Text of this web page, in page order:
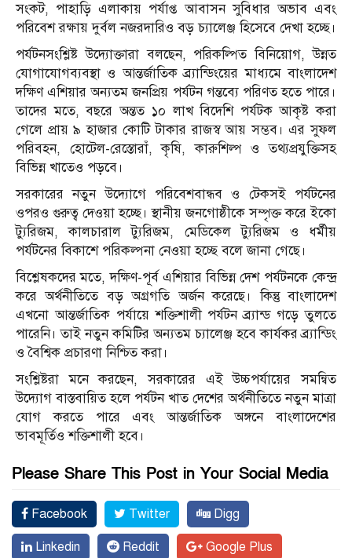
সংকট, পাহাড়ি এলাকায় পর্যাপ্ত আবাসন সুবিধার অভাব এবং
পরিবেশ রক্ষায় দুর্বল নজরদারিও বড় চ্যালেঞ্জ হিসেবে দেখা হচ্ছে।
পর্যটনসংশ্লিষ্ট উদ্যোক্তারা বলছেন, পরিকল্পিত বিনিয়োগ, উন্নত
যোগাযোগব্যবস্থা ও আন্তর্জাতিক ব্র্যান্ডিংয়ের মাধ্যমে বাংলাদেশ
দক্ষিণ এশিয়ার অন্যতম জনপ্রিয় পর্যটন গন্তব্যে পরিণত হতে পারে।
তাদের মতে, বছরে অন্তত ১০ লাখ বিদেশি পর্যটক আকৃষ্ট করা
গেলে প্রায় ৯ হাজার কোটি টাকার রাজস্ব আয় সম্ভব। এর সুফল
পরিবহন, হোটেল-রেস্তোরাঁ, কৃষি, কারুশিল্প ও তথ্যপ্রযুক্তিসহ
বিভিন্ন খাতেও পড়বে।
সরকারের নতুন উদ্যোগে পরিবেশবান্ধব ও টেকসই পর্যটনের
ওপরও গুরুত্ব দেওয়া হচ্ছে। স্থানীয় জনগোষ্ঠীকে সম্পৃক্ত করে ইকো
ট্যুরিজম, কালচারাল ট্যুরিজম, মেডিকেল ট্যুরিজম ও ধর্মীয়
পর্যটনের বিকাশে পরিকল্পনা নেওয়া হচ্ছে বলে জানা গেছে।
বিশ্লেষকদের মতে, দক্ষিণ-পূর্ব এশিয়ার বিভিন্ন দেশ পর্যটনকে কেন্দ্র
করে অর্থনীতিতে বড় অগ্রগতি অর্জন করেছে। কিন্তু বাংলাদেশ
এখনো আন্তর্জাতিক পর্যায়ে শক্তিশালী পর্যটন ব্র্যান্ড গড়ে তুলতে
পারেনি। তাই নতুন কমিটির অন্যতম চ্যালেঞ্জ হবে কার্যকর ব্র্যান্ডিং
ও বৈশ্বিক প্রচারণা নিশ্চিত করা।
সংশ্লিষ্টরা মনে করছেন, সরকারের এই উচ্চপর্যায়ের সমন্বিত
উদ্যোগ বাস্তবায়িত হলে পর্যটন খাত দেশের অর্থনীতিতে নতুন মাত্রা
যোগ করতে পারে এবং আন্তর্জাতিক অঙ্গনে বাংলাদেশের
ভাবমূর্তিও শক্তিশালী হবে।
Please Share This Post in Your Social Media
Facebook Twitter Digg
Linkedin Reddit Google Plus